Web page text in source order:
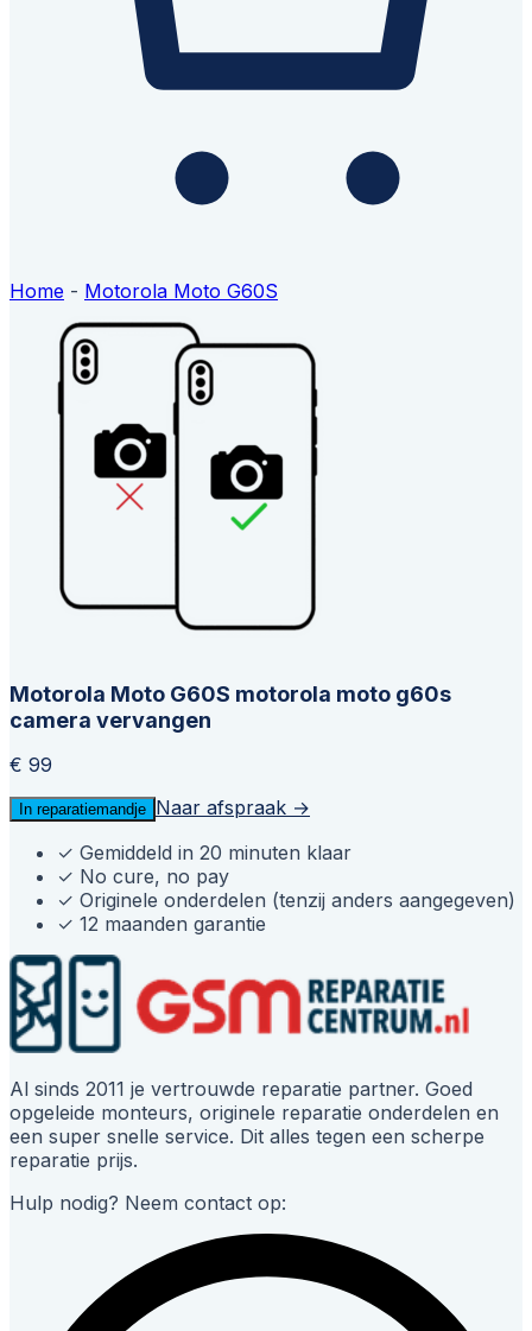
Home - Motorola Moto G60S
Motorola Moto G60S motorola moto g60s
camera vervangen
€ 99
In reparatiemandje Naar afspraak →
✓ Gemiddeld in 20 minuten klaar
✓ No cure, no pay
✓ Originele onderdelen (tenzij anders aangegeven)
✓ 12 maanden garantie
Al sinds 2011 je vertrouwde reparatie partner. Goed
opgeleide monteurs, originele reparatie onderdelen en
een super snelle service. Dit alles tegen een scherpe
reparatie prijs.
Hulp nodig? Neem contact op: